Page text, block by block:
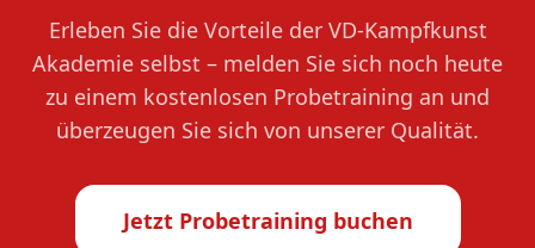
Erleben Sie die Vorteile der VD-Kampfkunst
Akademie selbst – melden Sie sich noch heute
zu einem kostenlosen Probetraining an und
überzeugen Sie sich von unserer Qualität.
Jetzt Probetraining buchen